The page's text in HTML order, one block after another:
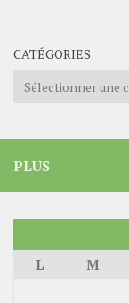
CATÉGORIES
Catégories
PLUS
L
M